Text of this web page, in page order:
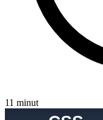
11 minut